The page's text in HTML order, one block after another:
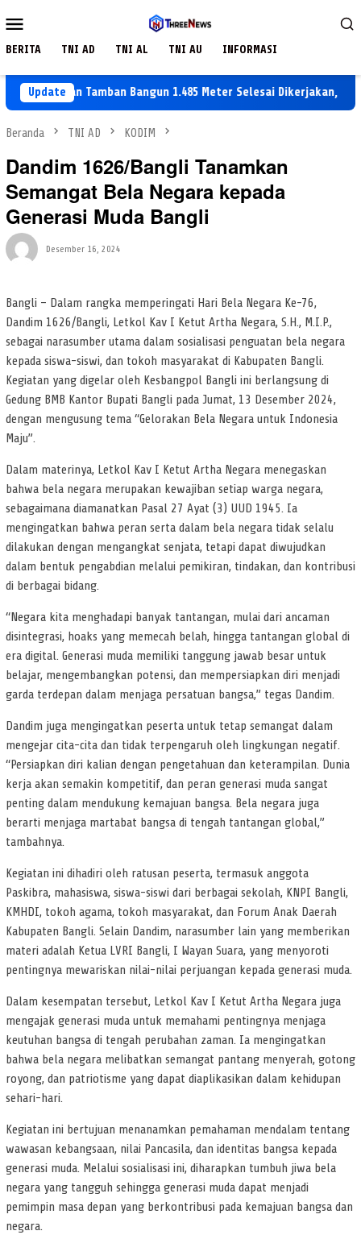
ke
Mobile
BERITA TNI AD TNI AL TNI AU INFORMASI
Update
129: Jalan Tamban Bangun 1.485 Meter Selesai Dikerjakan, Tinggal
Beranda TNI AD KODIM
Dandim 1626/Bangli Tanamkan
Semangat Bela Negara kepada
Generasi Muda Bangli
Desember 16, 2024
Bangli – Dalam rangka memperingati Hari Bela Negara Ke-76,
Dandim 1626/Bangli, Letkol Kav I Ketut Artha Negara, S.H., M.I.P.,
sebagai narasumber utama dalam sosialisasi penguatan bela negara
kepada siswa-siswi, dan tokoh masyarakat di Kabupaten Bangli.
Kegiatan yang digelar oleh Kesbangpol Bangli ini berlangsung di
Gedung BMB Kantor Bupati Bangli pada Jumat, 13 Desember 2024,
dengan mengusung tema “Gelorakan Bela Negara untuk Indonesia
Maju”.
Dalam materinya, Letkol Kav I Ketut Artha Negara menegaskan
bahwa bela negara merupakan kewajiban setiap warga negara,
sebagaimana diamanatkan Pasal 27 Ayat (3) UUD 1945. Ia
mengingatkan bahwa peran serta dalam bela negara tidak selalu
dilakukan dengan mengangkat senjata, tetapi dapat diwujudkan
dalam bentuk pengabdian melalui pemikiran, tindakan, dan kontribusi
di berbagai bidang.
“Negara kita menghadapi banyak tantangan, mulai dari ancaman
disintegrasi, hoaks yang memecah belah, hingga tantangan global di
era digital. Generasi muda memiliki tanggung jawab besar untuk
belajar, mengembangkan potensi, dan mempersiapkan diri menjadi
garda terdepan dalam menjaga persatuan bangsa,” tegas Dandim.
Dandim juga mengingatkan peserta untuk tetap semangat dalam
mengejar cita-cita dan tidak terpengaruh oleh lingkungan negatif.
“Persiapkan diri kalian dengan pengetahuan dan keterampilan. Dunia
kerja akan semakin kompetitif, dan peran generasi muda sangat
penting dalam mendukung kemajuan bangsa. Bela negara juga
berarti menjaga martabat bangsa di tengah tantangan global,”
tambahnya.
Kegiatan ini dihadiri oleh ratusan peserta, termasuk anggota
Paskibra, mahasiswa, siswa-siswi dari berbagai sekolah, KNPI Bangli,
KMHDI, tokoh agama, tokoh masyarakat, dan Forum Anak Daerah
Kabupaten Bangli. Selain Dandim, narasumber lain yang memberikan
materi adalah Ketua LVRI Bangli, I Wayan Suara, yang menyoroti
pentingnya mewariskan nilai-nilai perjuangan kepada generasi muda.
Dalam kesempatan tersebut, Letkol Kav I Ketut Artha Negara juga
mengajak generasi muda untuk memahami pentingnya menjaga
keutuhan bangsa di tengah perubahan zaman. Ia mengingatkan
bahwa bela negara melibatkan semangat pantang menyerah, gotong
royong, dan patriotisme yang dapat diaplikasikan dalam kehidupan
sehari-hari.
Kegiatan ini bertujuan menanamkan pemahaman mendalam tentang
wawasan kebangsaan, nilai Pancasila, dan identitas bangsa kepada
generasi muda. Melalui sosialisasi ini, diharapkan tumbuh jiwa bela
negara yang tangguh sehingga generasi muda dapat menjadi
pemimpin masa depan yang berkontribusi pada kemajuan bangsa dan
negara.